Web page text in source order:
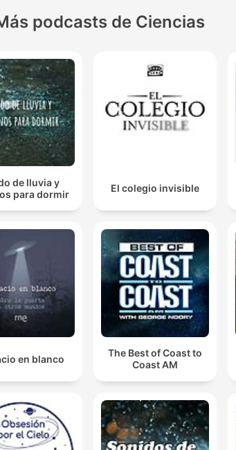
podcasts de Ciencias
de lluvia y
para dormir
El colegio invisible
en blanco
The Best of Coast to
Coast AM